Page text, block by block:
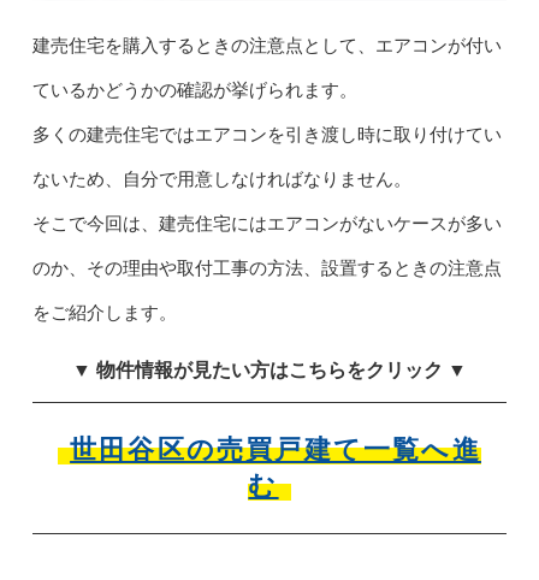
建売住宅を購入するときの注意点として、エアコンが付い
ているかどうかの確認が挙げられます。
多くの建売住宅ではエアコンを引き渡し時に取り付けてい
ないため、自分で用意しなければなりません。
そこで今回は、建売住宅にはエアコンがないケースが多い
のか、その理由や取付工事の方法、設置するときの注意点
をご紹介します。
▼ 物件情報が見たい方はこちらをクリック ▼
世田谷区の売買戸建て一覧へ進
む